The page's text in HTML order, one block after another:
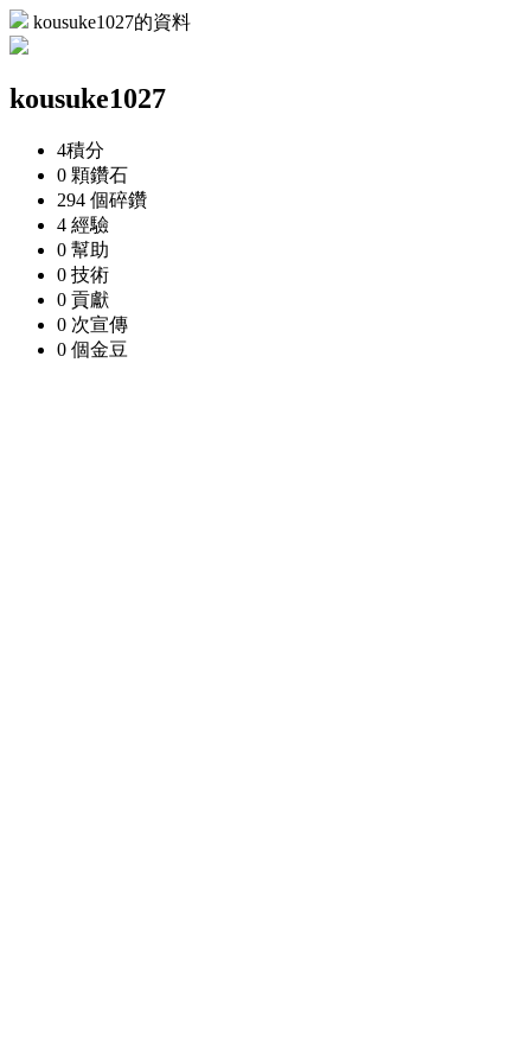
kousuke1027的資料
kousuke1027
4積分
0 顆鑽石
294 個碎鑽
4 經驗
0 幫助
0 技術
0 貢獻
0 次宣傳
0 個金豆